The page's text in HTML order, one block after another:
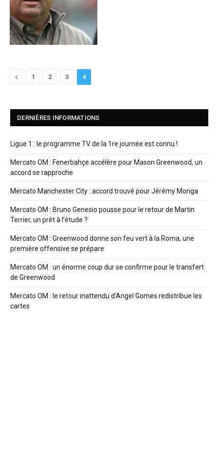
Previous
1 2 3 4
DERNIÈRES INFORMATIONS
Ligue 1 : le programme TV de la 1re journée est connu !
Mercato OM : Fenerbahçe accélère pour Mason Greenwood, un
accord se rapproche
Mercato Manchester City : accord trouvé pour Jérémy Monga
Mercato OM : Bruno Genesio pousse pour le retour de Martin
Terrier, un prêt à l’étude ?
Mercato OM : Greenwood donne son feu vert à la Roma, une
première offensive se prépare
Mercato OM : un énorme coup dur se confirme pour le transfert
de Greenwood
Mercato OM : le retour inattendu d’Angel Gomes redistribue les
cartes